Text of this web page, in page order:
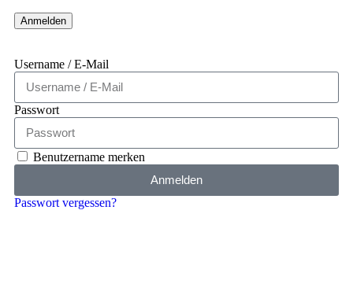
Username / E-Mail
Passwort
Benutzername merken
Anmelden
Passwort vergessen?